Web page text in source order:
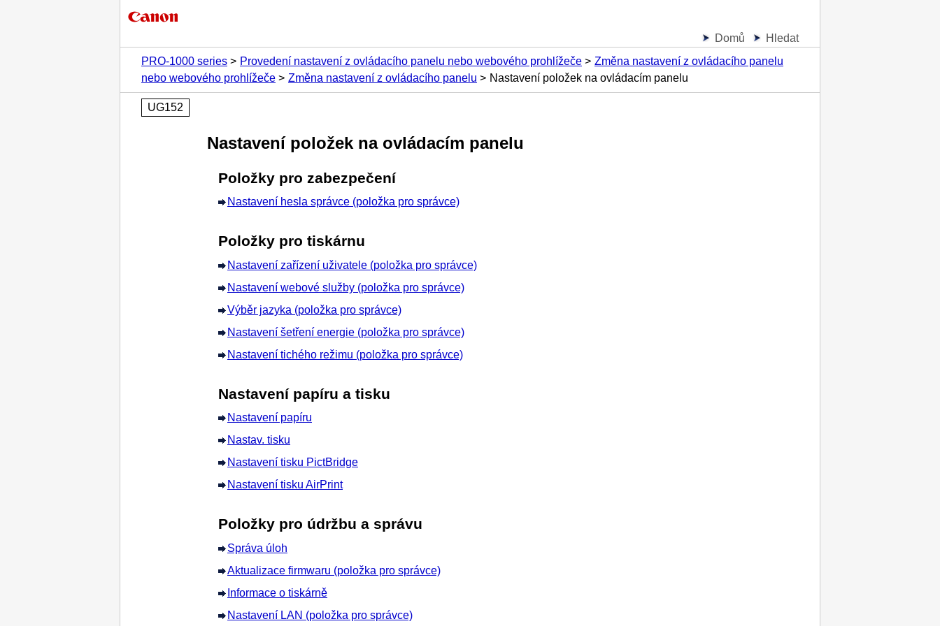
Domů
Hledat
PRO-1000 series
Provedení nastavení z ovládacího panelu nebo webového prohlížeče
Změna nastavení z ovládacího panelu
nebo webového prohlížeče
Změna nastavení z ovládacího panelu Nastavení položek na ovládacím panelu
UG152
Nastavení položek na ovládacím panelu
Položky pro zabezpečení
Nastavení hesla správce (položka pro správce)
Položky pro tiskárnu
Nastavení zařízení uživatele (položka pro správce)
Nastavení webové služby (položka pro správce)
Výběr jazyka (položka pro správce)
Nastavení šetření energie (položka pro správce)
Nastavení tichého režimu (položka pro správce)
Nastavení papíru a tisku
Nastavení papíru
Nastav. tisku
Nastavení tisku PictBridge
Nastavení tisku AirPrint
Položky pro údržbu a správu
Správa úloh
Aktualizace firmwaru (položka pro správce)
Informace o tiskárně
Nastavení LAN (položka pro správce)